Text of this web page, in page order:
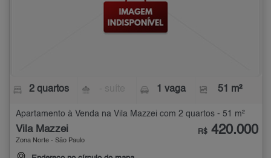
2 quartos 1 vaga 51 m²
Apartamento à Venda na Vila Mazzei com 2 quartos - 51 m²
Vila Mazzei
Zona Norte - São Paulo
R$ 420.000